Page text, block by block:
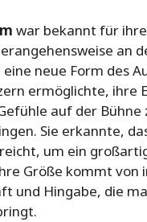
war bekannt für ihre
an
neue Form des
ermöglichte, ihre
auf der Bühne
Sie erkannte,
um ein
Größe kommt von
und Hingabe, die